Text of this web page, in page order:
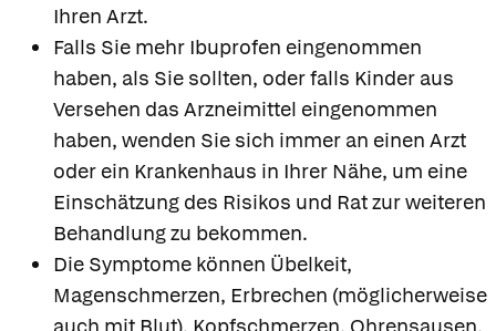
Ihren Arzt.
Falls Sie mehr Ibuprofen eingenommen
haben, als Sie sollten, oder falls Kinder aus
Versehen das Arzneimittel eingenommen
haben, wenden Sie sich immer an einen Arzt
oder ein Krankenhaus in Ihrer Nähe, um eine
Einschätzung des Risikos und Rat zur weiteren
Behandlung zu bekommen.
Die Symptome können Übelkeit,
Magenschmerzen, Erbrechen (möglicherweise
auch mit Blut), Kopfschmerzen, Ohrensausen,